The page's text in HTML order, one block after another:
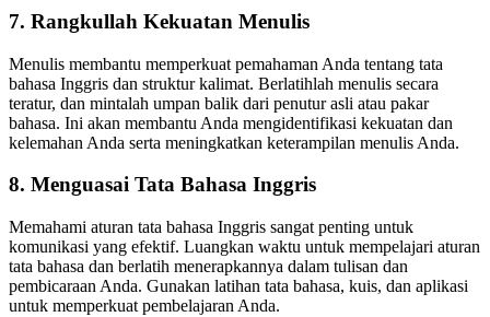
7. Rangkullah Kekuatan Menulis
Menulis membantu memperkuat pemahaman Anda tentang tata
bahasa Inggris dan struktur kalimat. Berlatihlah menulis secara
teratur, dan mintalah umpan balik dari penutur asli atau pakar
bahasa. Ini akan membantu Anda mengidentifikasi kekuatan dan
kelemahan Anda serta meningkatkan keterampilan menulis Anda.
8. Menguasai Tata Bahasa Inggris
Memahami aturan tata bahasa Inggris sangat penting untuk
komunikasi yang efektif. Luangkan waktu untuk mempelajari aturan
tata bahasa dan berlatih menerapkannya dalam tulisan dan
pembicaraan Anda. Gunakan latihan tata bahasa, kuis, dan aplikasi
untuk memperkuat pembelajaran Anda.